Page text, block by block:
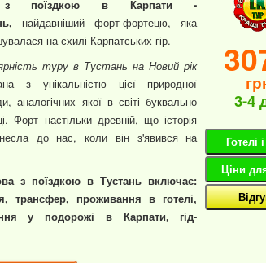
поїздкою в Карпати -
найдавніший форт-фортецю, яка
на схилі Карпатських гір.
туру в Тустань на Новий рік
з унікальністю цієї природної
аналогічних якої в світі буквально
Форт настільки древній, що історія
до нас, коли він з'явився на
з поїздкою в Тустань включає:
трансфер, проживання в готелі,
у подорожі в Карпати, гід-
3-4
Готелі
Ціни